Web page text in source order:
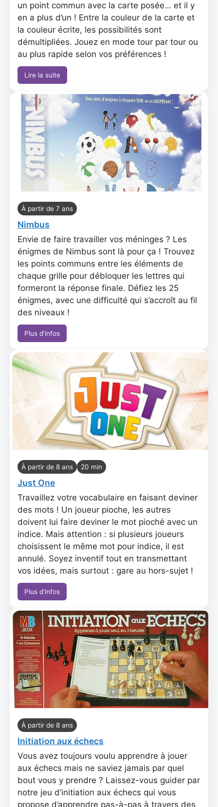
un point commun avec la carte posée… et il y
en a plus d’un ! Entre la couleur de la carte et
la couleur écrite, les possibilités sont
démultipliées. Jouez en mode tour par tour ou
au plus rapide selon vos préférences !
Lire la suite
À partir de 7 ans
Nimbus
Envie de faire travailler vos méninges ? Les
énigmes de Nimbus sont là pour ça ! Trouvez
les points communs entre les éléments de
chaque grille pour débloquer les lettres qui
formeront la réponse finale. Défiez les 25
énigmes, avec une difficulté qui s’accroît au fil
des niveaux !
Plus d'infos
À partir de 8 ans 20 min
Just One
Travaillez votre vocabulaire en faisant deviner
des mots ! Un joueur pioche, les autres
doivent lui faire deviner le mot pioché avec un
indice. Mais attention : si plusieurs joueurs
choisissent le même mot pour indice, il est
annulé. Soyez inventif tout en transmettant
vos idées, mais surtout : gare au hors-sujet !
Plus d'infos
À partir de 8 ans
Initiation aux échecs
Vous avez toujours voulu apprendre à jouer
aux échecs mais ne saviez jamais par quel
bout vous y prendre ? Laissez-vous guider par
notre jeu d’initiation aux échecs qui vous
propose d’apprendre pas-à-pas à travers des